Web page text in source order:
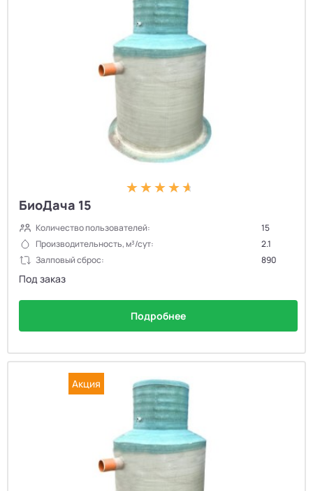
БиоДача 15
Количество пользователей:
15
Производительность, м³/сут:
2.1
Залповый сброс:
890
Под заказ
Подробнее
Акция